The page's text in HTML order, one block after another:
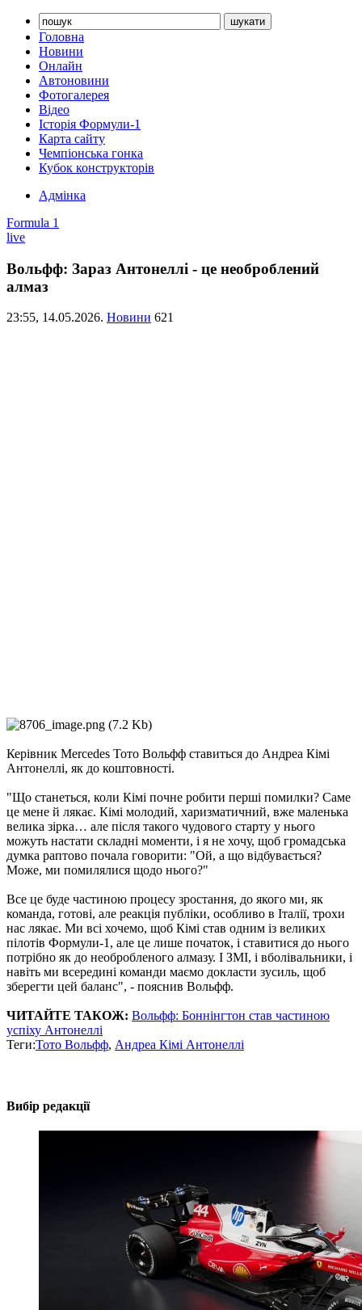
Головна
Новини
Онлайн
Автоновини
Фотогалерея
Відео
Історія Формули-1
Карта сайту
Чемпіонська гонка
Кубок конструкторів
Адмінка
Formula 1
live
Вольфф: Зараз Антонеллі - це необроблений
алмаз
23:55, 14.05.2026. Новини 621
Керівник Mercedes Тото Вольфф ставиться до Андреа Кімі
Антонеллі, як до коштовності.
"Що станеться, коли Кімі почне робити перші помилки? Саме
це мене й лякає. Кімі молодий, харизматичний, вже маленька
велика зірка… але після такого чудового старту у нього
можуть настати складні моменти, і я не хочу, щоб громадська
думка раптово почала говорити: "Ой, а що відбувається?
Може, ми помилялися щодо нього?"
Все це буде частиною процесу зростання, до якого ми, як
команда, готові, але реакція публіки, особливо в Італії, трохи
нас лякає. Ми всі хочемо, щоб Кімі став одним із великих
пілотів Формули-1, але це лише початок, і ставитися до нього
потрібно як до необробленого алмазу. І ЗМІ, і вболівальники, і
навіть ми всередині команди маємо докласти зусиль, щоб
зберегти цей баланс", - пояснив Вольфф.
ЧИТАЙТЕ ТАКОЖ: Вольфф: Боннінгтон став частиною
успіху Антонеллі
Теги:Тото Вольфф, Андреа Кімі Антонеллі
Вибір редакції